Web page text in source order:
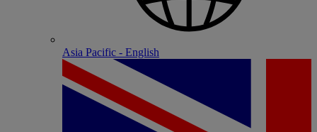
Asia Pacific - English